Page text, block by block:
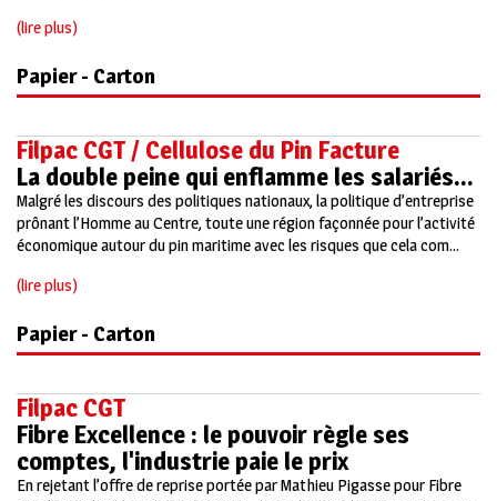
(lire plus)
Papier - Carton
Filpac CGT / Cellulose du Pin Facture
La double peine qui enflamme les salariés…
Malgré les discours des politiques nationaux, la politique d’entreprise
prônant l’Homme au Centre, toute une région façonnée pour l’activité
économique autour du pin maritime avec les risques que cela com...
(lire plus)
Papier - Carton
Filpac CGT
Fibre Excellence : le pouvoir règle ses
comptes, l'industrie paie le prix
En rejetant l’offre de reprise portée par Mathieu Pigasse pour Fibre